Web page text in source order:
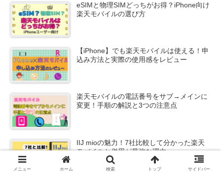
eSIMと物理SIMどっちがお得？iPhone向け
楽天モバイルの選び方
【iPhone】でも楽天モバイルは使える！申
込み方法と実際の使用感をレビュー
楽天モバイルの電話番号をサブ→メインに
変更！手順の解説と3つの注意点
IIJ mioの魅力！7社比較して分かった楽天
モバイルと併用が最強な理由
メニュー ホーム 検索 トップ サイドバー